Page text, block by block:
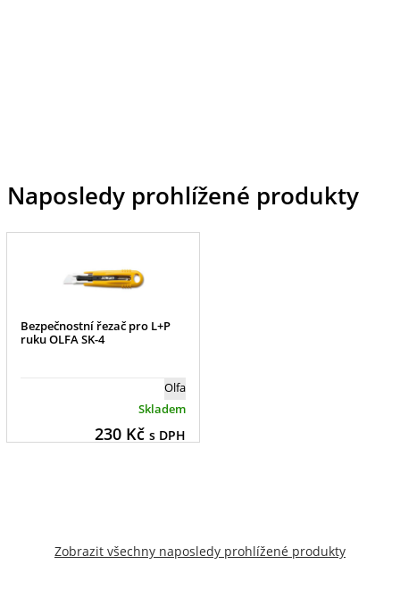
Naposledy prohlížené produkty
Bezpečnostní řezač pro L+P
ruku OLFA SK-4
Olfa
Skladem
230Kč s DPH
Zobrazit všechny naposledy prohlížené produkty